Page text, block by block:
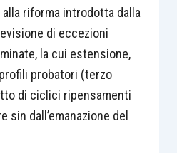
riforma introdotta dalla
di eccezioni
la cui estensione,
probatori (terzo
di ciclici ripensamenti
sin dall’emanazione del